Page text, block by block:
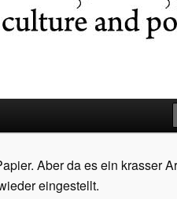
Aber da es ein krasser
eingestellt.